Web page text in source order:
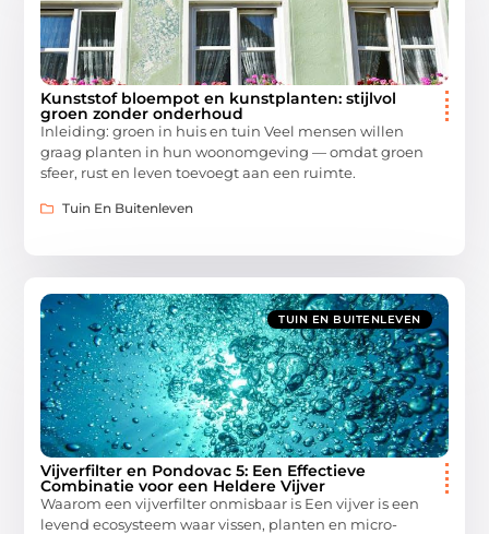
Kunststof bloempot en kunstplanten: stijlvol
groen zonder onderhoud
Inleiding: groen in huis en tuin Veel mensen willen
graag planten in hun woonomgeving — omdat groen
sfeer, rust en leven toevoegt aan een ruimte.
Tuin En Buitenleven
TUIN EN BUITENLEVEN
Vijverfilter en Pondovac 5: Een Effectieve
Combinatie voor een Heldere Vijver
Waarom een vijverfilter onmisbaar is Een vijver is een
levend ecosysteem waar vissen, planten en micro-